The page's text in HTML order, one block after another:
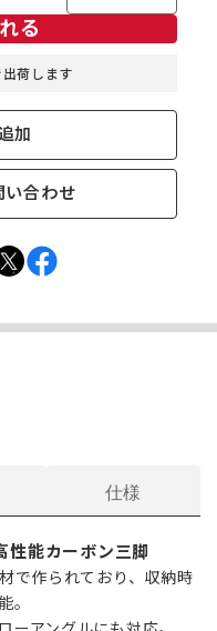
る
出荷します
加
い合わせ
仕様
性能カーボン三脚
で作られており、収納時
。